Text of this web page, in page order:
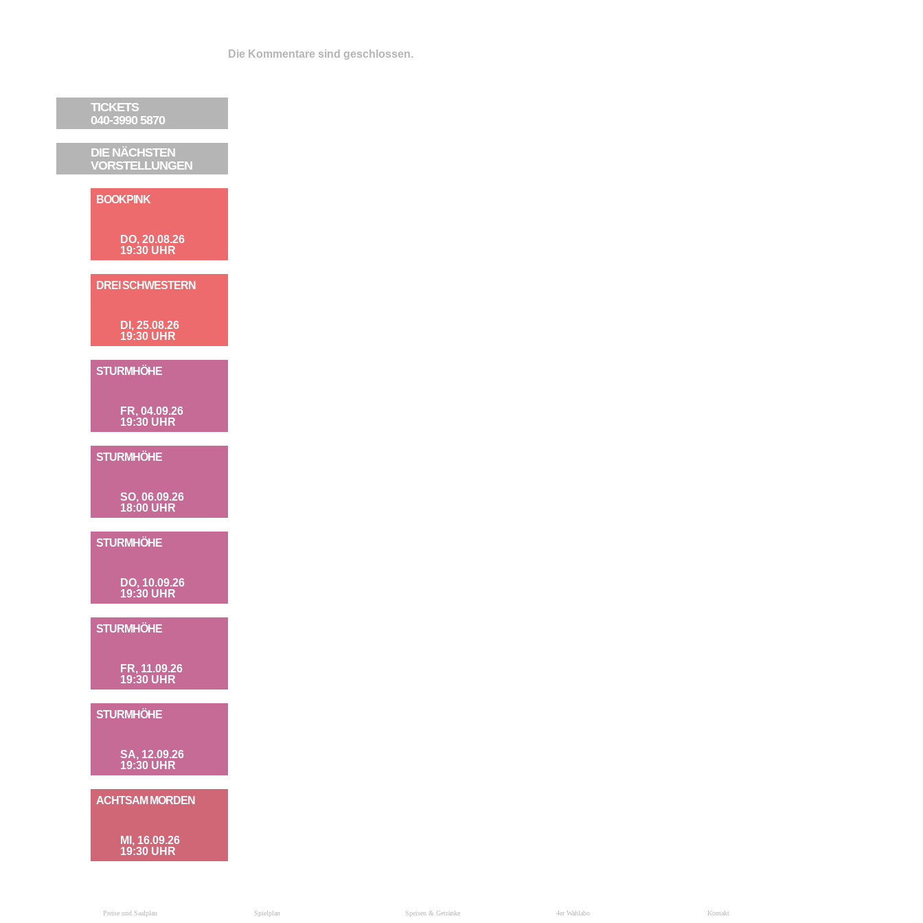
TICKETS
040-3990 5870
DIE NÄCHSTEN
VORSTELLUNGEN
BOOKPINK
DO, 20.08.26
19:30 UHR
DREI SCHWESTERN
DI, 25.08.26
19:30 UHR
STURMHÖHE
FR, 04.09.26
19:30 UHR
STURMHÖHE
SO, 06.09.26
18:00 UHR
STURMHÖHE
DO, 10.09.26
19:30 UHR
STURMHÖHE
FR, 11.09.26
19:30 UHR
STURMHÖHE
SA, 12.09.26
19:30 UHR
ACHTSAM MORDEN
MI, 16.09.26
19:30 UHR
Die Kommentare sind geschlossen.
Preise und Saalplan Spielplan Speisen & Getränke 4er Wahlabo Kontakt